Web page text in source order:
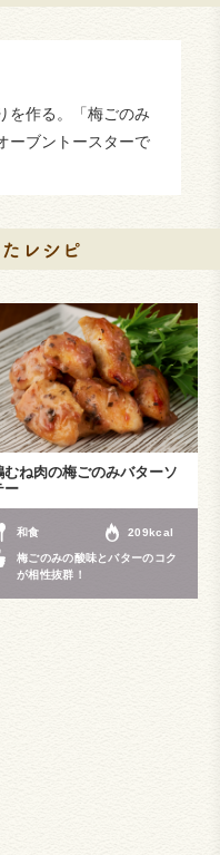
を作る。「梅ごのみ
ーブントースターで
むね肉の梅ごのみバターソ
ー
和食 209kcal
梅ごのみの酸味とバターのコク
が相性抜群！